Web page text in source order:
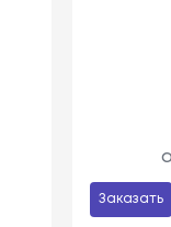
Заказать